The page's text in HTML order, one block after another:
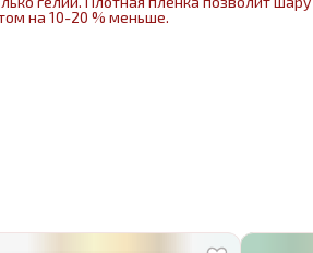
на 10-20 % меньше.